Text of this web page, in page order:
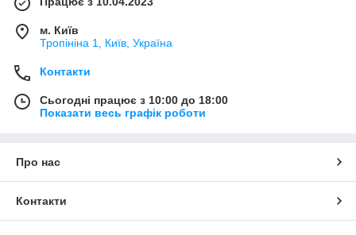
м. Київ
Тропініна 1, Київ, Україна
Контакти
Сьогодні працює з 10:00 до 18:00
Показати весь графік роботи
Про нас
Контакти